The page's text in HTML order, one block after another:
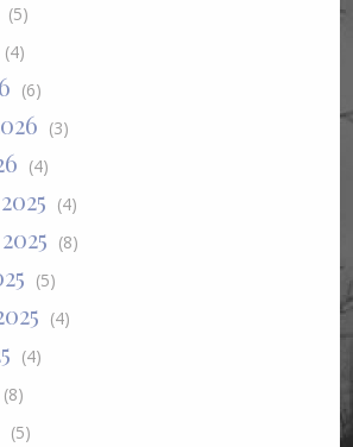
(5)
(4)
(6)
(3)
(4)
(4)
(8)
(5)
(4)
(4)
(8)
(5)